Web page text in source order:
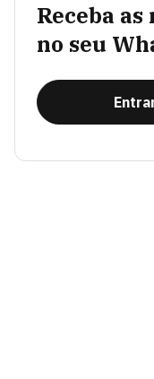
Receba
no seu